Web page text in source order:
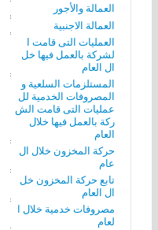
العمالة والأجور
العمالة الاجنبية
العمليات التى قامت ا
لشركة بالعمل فيها خل
ال العام
المستلزمات السلعية و
المصروفات الخدمية لل
عمليات التى قامت الش
ركة بالعمل فيها خلال
العام
حركة المخزون خلال ال
عام
تابع حركة المخزون خل
ال العام
مصروفات خدمية خلال ا
لعام